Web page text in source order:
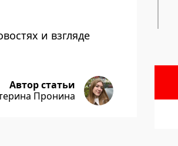
и взгляде
Автор статьи
Пронина